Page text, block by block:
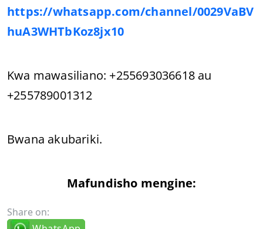
https://whatsapp.com/channel/0029VaBV
huA3WHTbKoz8jx10
Kwa mawasiliano: +255693036618 au
+255789001312
Bwana akubariki.
Mafundisho mengine:
Share on: